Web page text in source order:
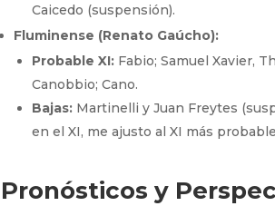
Caicedo (suspensión).
Fluminense (Renato Gaúcho):
Probable XI: Fabio; Samuel Xavier,
Canobbio; Cano.
Bajas: Martinelli y Juan Freytes
en el XI, me ajusto al XI más
Pronósticos y